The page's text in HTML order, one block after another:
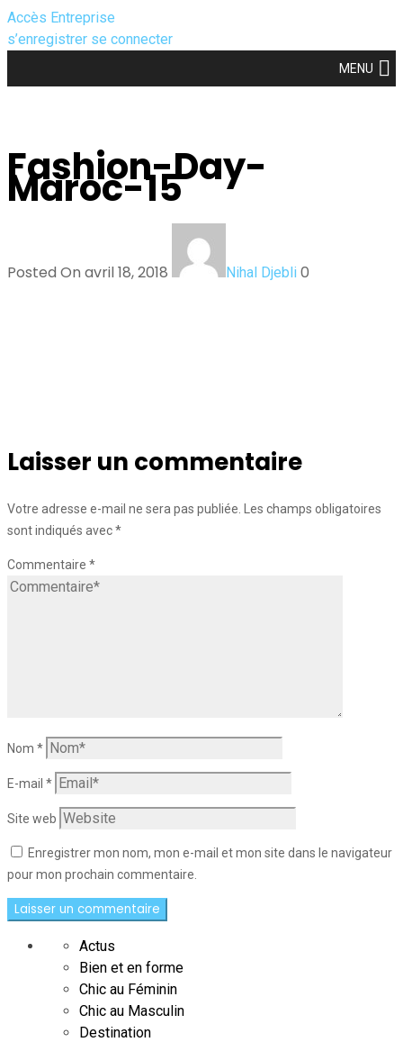
Accès Entreprise
s’enregistrer se connecter
MENU
Fashion-Day-
Maroc-15
Posted On avril 18, 2018 Nihal Djebli 0
Laisser un commentaire
Votre adresse e-mail ne sera pas publiée. Les champs obligatoires
sont indiqués avec*
Commentaire *
Nom *
E-mail *
Site web
Enregistrer mon nom, mon e-mail et mon site dans le navigateur
pour mon prochain commentaire.
Actus
Bien et en forme
Chic au Féminin
Chic au Masculin
Destination